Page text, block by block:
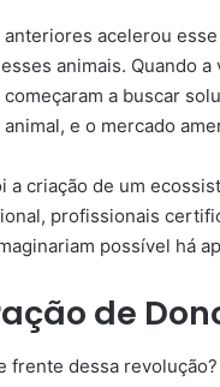
anteriores acelerou
animais. Quando
a buscar
e o mercado
a criação de um
profissionais
possível há
de
frente dessa